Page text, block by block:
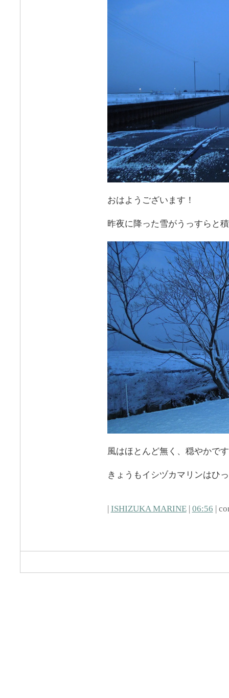
おはようございます！
昨夜に降った雪がうっすらと
風はほとんど無く、穏やかで
きょうもイシヅカマリンはひ
| ISHIZUKA MARINE| 06:56 |